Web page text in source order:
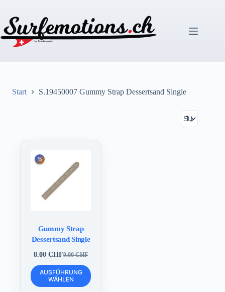
springen
Start S.19450007 Gummy Strap Dessertsand Single
Gummy Strap
Dessertsand Single
9.00CHF
Ursprünglicher
Preis
war:
9.00 CHF
8.00CHFAktueller
Preis
ist:
8.00 CHF.
AUSFÜHRUNG
WÄHLEN
Dieses
Produkt
weist